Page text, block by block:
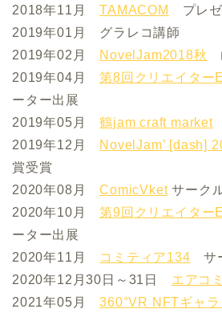
2018年11月TAMACOM
プレ
2019年01月 グラレコ講師
2019年02月
NovelJam2018秋
2019年04月第8回クリエイター
ーター出展
2019年05月鶴jam craft market
2019年12月
NovelJam’ [dash]
賞受賞
2020年08月ComicVketサーク
2020年10月第9回クリエイター
ーター出展
2020年11月
コミティア134 サ
2020年12月30日～31日 エアコ
2021年05月360°VR NFTギャ